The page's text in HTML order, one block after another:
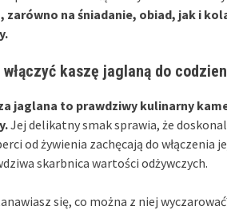
zarówno na śniadanie, obiad, jak i
kaszę jaglaną do
jaglana to prawdziwy kulinarny
Jej delikatny smak sprawia, że
od żywienia zachęcają do
skarbnica wartości odżywczych.
się, co można z niej